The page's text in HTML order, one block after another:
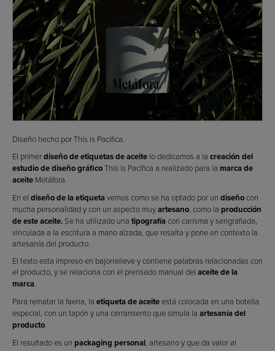
Diseño hecho por This is Pacifica.
El primerdiseño de etiquetas de aceite lo dedicamos a la creación del
estudio de diseño gráficoThis is Pacifica a realizado para la marca de
aceite Metáfora.
En el diseño de la etiquetavemos como se ha optado por un diseñocon
mucha personalidad y con un aspecto muyartesano, como la producción
de este aceite. Se ha utilizado una tipografíacon carisma y serigrafiada,
vinculada a la escritura a mano alzada, que resalta y pone en contexto la
artesanía del producto.
El texto esta impreso en bajorrelieve y contiene palabras relacionadas con
el producto, y se relaciona con el prensado manual del aceite de la
marca.
Para rematar la faena, la etiqueta de aceiteestá colocada en una botella
especial, con un tapón y una cerramiento que simula la artesanía del
producto.
El resultado es un packaging personal, artesano y que da valor al